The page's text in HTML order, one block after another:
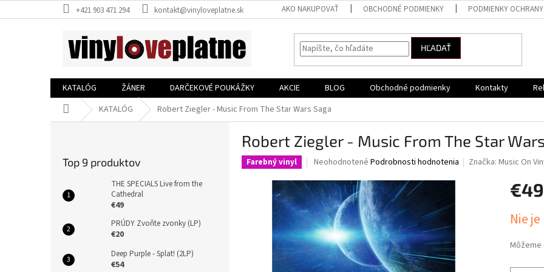
na
+421 903 471 294 kontakt@vinyloveplatne.sk AKO NAKUPOVAŤ OBCHODNÉ PODMIENKY PODMIENKY OCHRANY
HĽADAŤ
KATALÓG ŽÁNER DARČEKOVÉ POUKÁŽKY AKCIE BLOG Obchodné podmienky Kontakty
DomovKATALÓG Robert Ziegler - Music From The Star Wars Saga
Top 9 produktov
THE SPECIALS Live from the
Cathedral
€49
PRÚDY Zvoňte zvonky (LP)
€20
Deep Purple - Splat! (2LP)
€54
Robert Ziegler - Music From The Star
Farebný vinyl
Priemerné
produktu
je
0,0
z
5
hviezdičiek.
Neohodnotené Podrobnosti hodnotenia Značka:Music On
€49
cena:
Nie